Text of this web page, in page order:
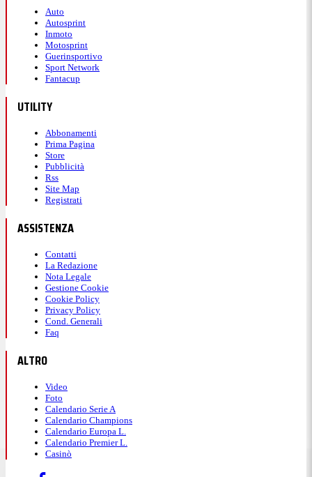
Auto
Autosprint
Inmoto
Motosprint
Guerinsportivo
Sport Network
Fantacup
UTILITY
Abbonamenti
Prima Pagina
Store
Pubblicità
Rss
Site Map
Registrati
ASSISTENZA
Contatti
La Redazione
Nota Legale
Gestione Cookie
Cookie Policy
Privacy Policy
Cond. Generali
Faq
ALTRO
Video
Foto
Calendario Serie A
Calendario Champions
Calendario Europa L.
Calendario Premier L.
Casinò